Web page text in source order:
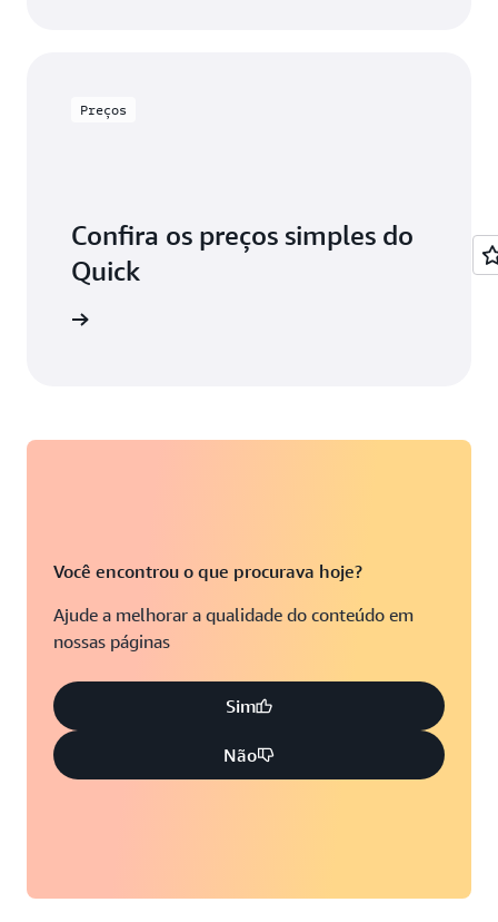
Preços
Confira os preços simples do
Quick
Você encontrou o que procurava hoje?
Ajude a melhorar a qualidade do conteúdo em
nossas páginas
Sim
Não